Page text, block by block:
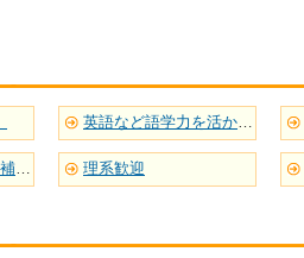
英語など語学力を活かせる
定期テストに強い（補習型） 理系歓迎